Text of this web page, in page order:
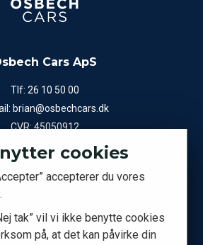
Cars ApS
Tlf: 26 10 50 00
brian@osbechcars.dk
CVR: 45050912
Showroomcookies
accepterer du vores
tak” vil vi ikke benytte cookies
på, at det kan påvirke din